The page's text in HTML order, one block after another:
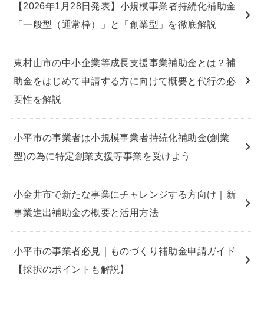
【2026年1月28日発表】小規模事業者持続化補助金
「一般型（通常枠）」と「創業型」を徹底解説
東村山市の中小企業等成長支援事業補助金とは？補
助金をはじめて申請する方に向けて概要と代行の必
要性を解説
小平市の事業者は小規模事業者持続化補助金(創業
型)の為に特定創業支援等事業を受けよう
小金井市で新たな事業にチャレンジする方向け｜新
事業進出補助金の概要と活用方法
小平市の事業者必見｜ものづくり補助金申請ガイド
【採択のポイントも解説】